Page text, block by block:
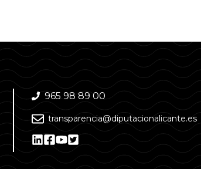
965 98 89 00
transparencia@diputacionalicante.es